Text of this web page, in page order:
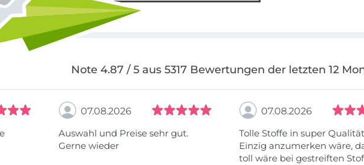
Note 4.87 / 5 aus 5317 Bewertungen der letzten 12
07.08.2026
Auswahl und Preise sehr gut.
Gerne wieder
07.08.2026
Tolle Stoffe in super
Einzig anzumerken wäre,
toll wäre bei gestreiften